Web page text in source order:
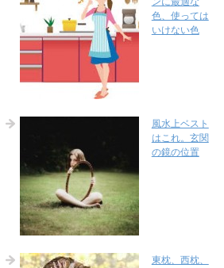
色、使っては
いけない色
風水上ベスト
はこれ。玄関
の鏡の位置
東枕、西枕、